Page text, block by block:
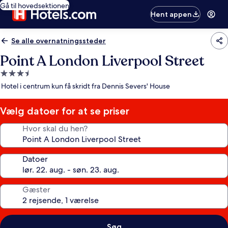
Gå til hovedsektionen
Hent appen
Se alle overnatningssteder
Point A London Liverpool Street
3.5-
stjernet
Hotel i centrum kun få skridt fra Dennis Severs' House
Vælg datoer for at se priser
Hvor skal du hen?
Datoer
Gæster